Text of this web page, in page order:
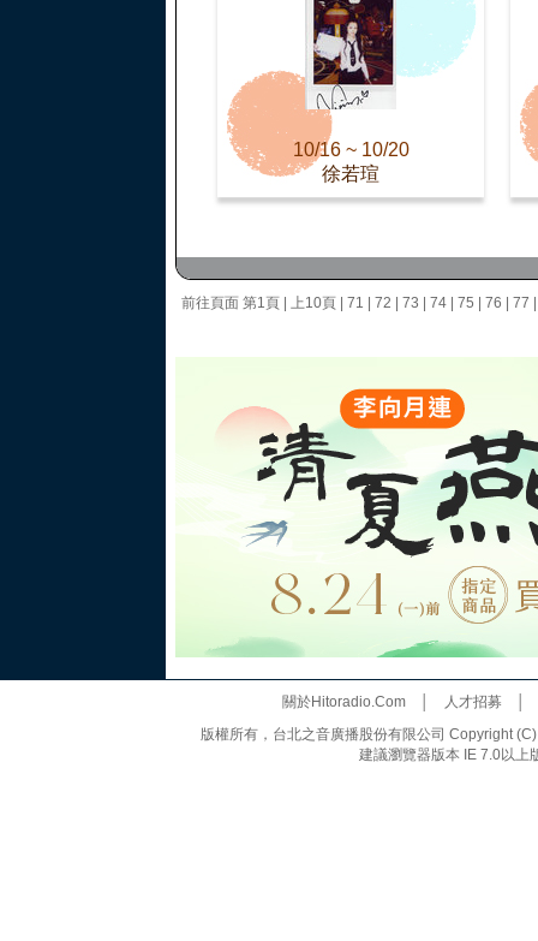
10/16 ~ 10/20
徐若瑄
前往頁面 第1頁 上10頁 71 72 73 74 75 76 77
關於Hitoradio.Com│ 人才招募
版權所有，台北之音廣播股份有限公司 Copyright
建議瀏覽器版本 IE 7.0以上